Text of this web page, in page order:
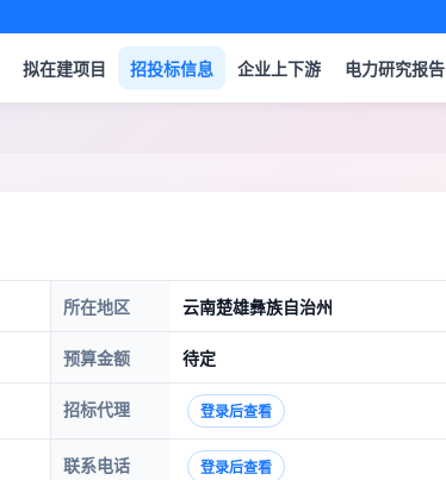
拟在建项目 招投标信息 企业上下游 电力研究报告
所在地区 云南楚雄彝族自治州
预算金额 待定
招标代理 登录后查看
联系电话 登录后查看